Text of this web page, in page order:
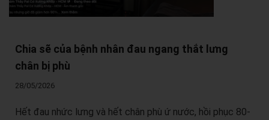
Chia sẽ của bệnh nhân đau ngang thắt lưng
chân bị phù
28/05/2026
Hết đau nhức lưng và hết chân phù ứ nước, hồi phục 80-